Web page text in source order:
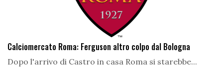
Calciomercato Roma: Ferguson altro colpo dal Bologna
Dopo l'arrivo di Castro in casa Roma si starebbe...